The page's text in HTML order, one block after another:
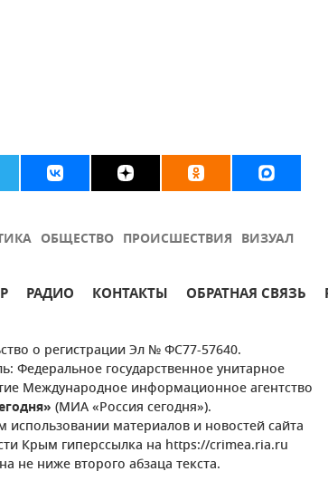
ОБЩЕСТВО ПРОИСШЕСТВИЯ ВИЗУАЛ
РАДИО КОНТАКТЫ ОБРАТНАЯ СВЯЗЬ
о регистрации Эл № ФС77-57640.
Федеральное государственное унитарное
Международное информационное агентство
(МИА «Россия сегодня»).
материалов и новостей сайта
Крым гиперссылка на https://crimea.ria.ru
не ниже второго абзаца текста.